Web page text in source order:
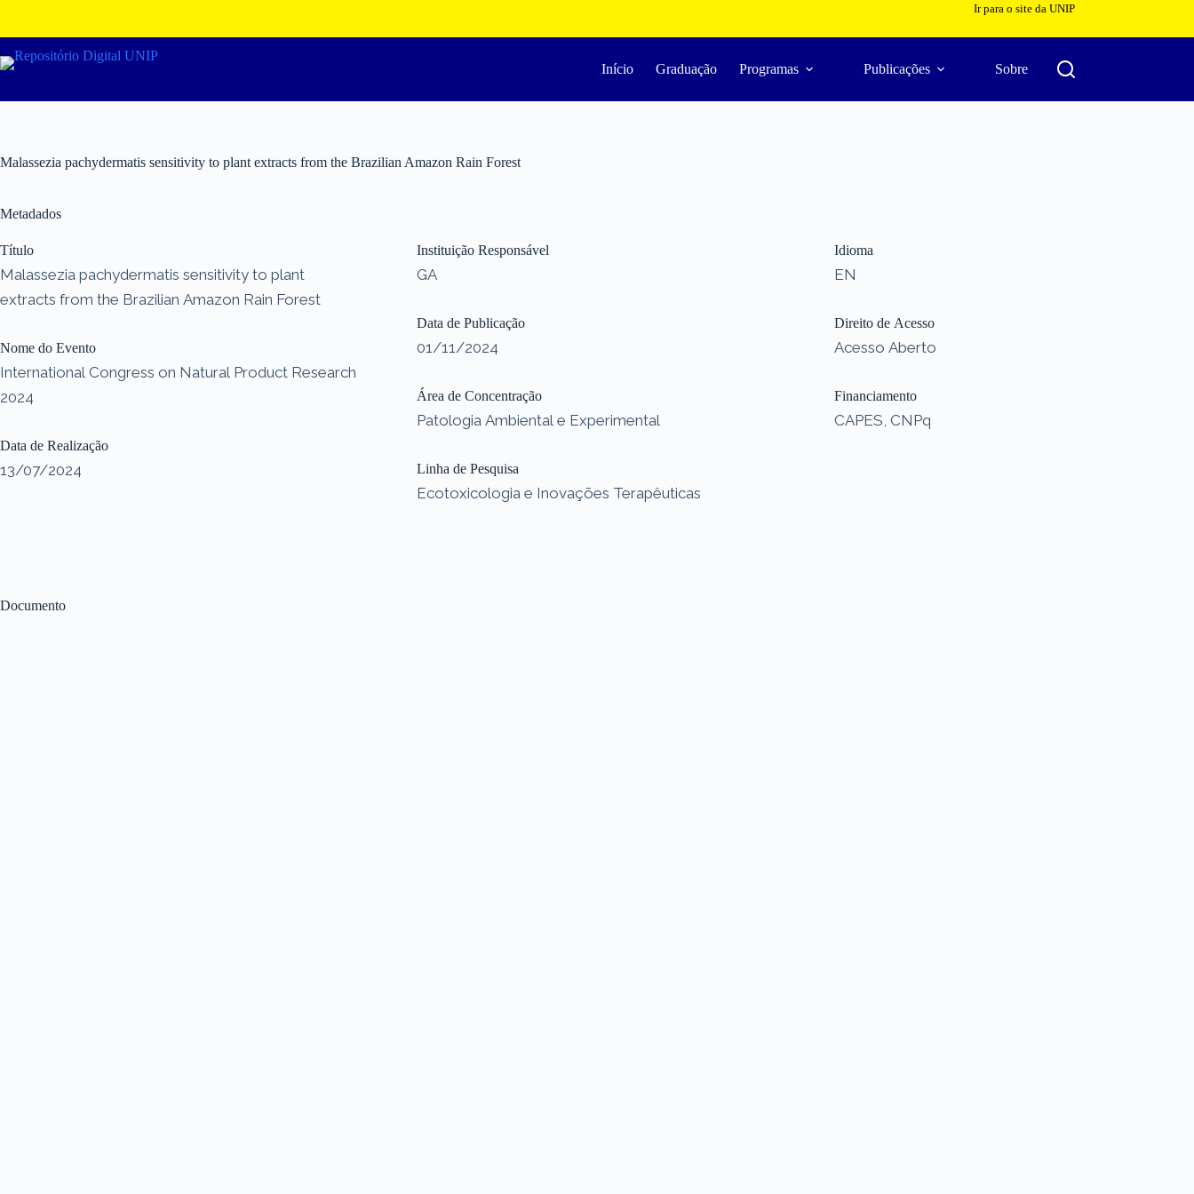
o
conteúdo
Ir para o site da UNIP
Início Graduação Programas Publicações Sobre
Malassezia pachydermatis sensitivity to plant extracts from the Brazilian Amazon Rain Forest
Documento
Metadados
Título
Malassezia pachydermatis sensitivity to plant
extracts from the Brazilian Amazon Rain Forest
Nome do Evento
International Congress on Natural Product Research
2024
Data de Realização
13/07/2024
Instituição Responsável
GA
Data de Publicação
01/11/2024
Área de Concentração
Patologia Ambiental e Experimental
Linha de Pesquisa
Ecotoxicologia e Inovações Terapêuticas
Idioma
EN
Direito de Acesso
Acesso Aberto
Financiamento
CAPES, CNPq